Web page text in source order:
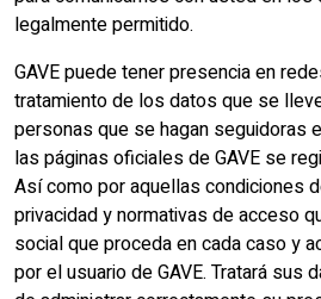
legalmente permitido.
GAVE puede tener presencia en
tratamiento de los datos que se
personas que se hagan seguidoras
las páginas oficiales de GAVE se
Así como por aquellas condiciones
privacidad y normativas de acceso
social que proceda en cada caso y
por el usuario de GAVE. Tratará sus